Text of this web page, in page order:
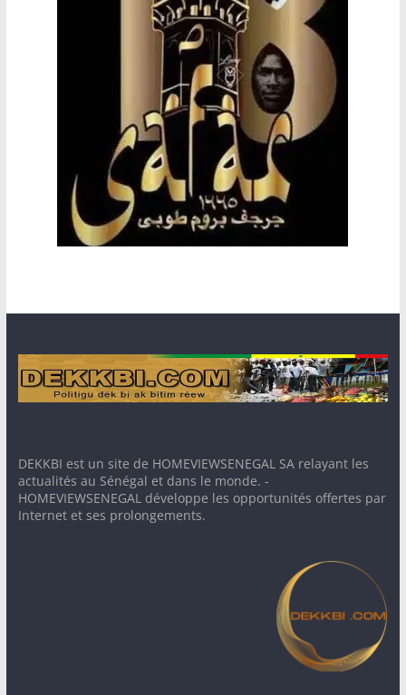
DEKKBI est un site de HOMEVIEWSENEGAL SA relayant les
actualités au Sénégal et dans le monde. -
HOMEVIEWSENEGAL développe les opportunités offertes par
Internet et ses prolongements.